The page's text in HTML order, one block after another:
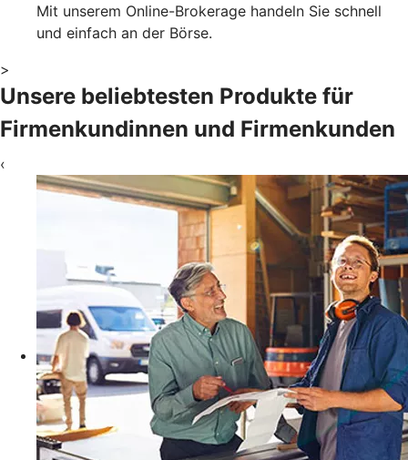
Mit unserem Online-Brokerage handeln Sie schnell
und einfach an der Börse.
>
Unsere beliebtesten Produkte für
Firmenkundinnen und Firmenkunden
‹